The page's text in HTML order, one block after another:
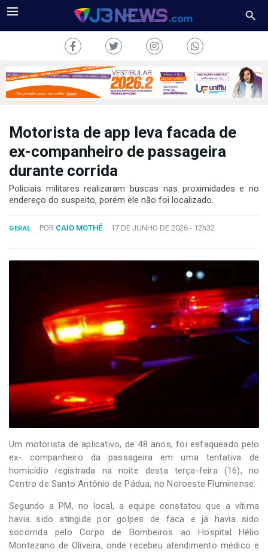
COLUNAS
FALE
CONOSCO
Copyright
2024
Tecnologia
Motorista de app leva facada de
ex-companheiro de passageira
durante corrida
Policiais militares realizaram buscas nas proximidades e no
endereço do suspeito, porém ele não foi localizado.
GERAL POR CAIO MOTHÉ 17 DE JUNHO DE 2026 - 12h32
Um motorista de aplicativo, de 48 anos, foi esfaqueado pelo
ex- companheiro da passageira em uma tentativa de
homicídio registrada na noite desta terça-feira (16), no
Centro de Santo Antônio de Pádua, no Noroeste Fluminense.
Segundo a PM, no local, a equipe constatou que a vítima
havia sido atingida por golpes de faca e já havia sido
socorrida pelo Corpo de Bombeiros ao Hospital Hélio
Montezano de Oliveira, onde recebeu atendimento médico e